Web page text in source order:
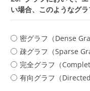
い場合、このようなグ
密グラフ（Dense
疎グラフ（Sparse
完全グラフ（
有向グラフ（